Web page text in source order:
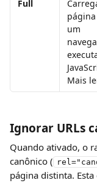
Full
um
Mais
Ignorar URLs
Quando ativado, o
canônico (
página distinta.